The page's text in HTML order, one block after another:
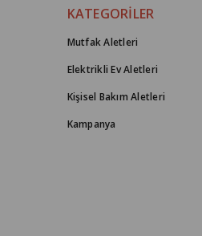
KATEGORİLER
Mutfak Aletleri
Elektrikli Ev Aletleri
Kişisel Bakım Aletleri
Kampanya